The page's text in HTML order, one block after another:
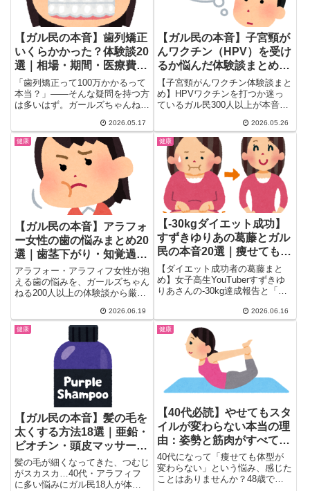
【ガル民の本音】歯列矯正
いくらかかった？体験談20
選｜相場・期間・医療費控
除のリアル
「歯列矯正って100万かかるって
本当？」——そんな疑問を持つ方
は多いはず。ガールズちゃんねる
2026.05.17
【ガル民の本音】子宮頸が
んワクチン（HPV）を受け
るか悩んだ体験談まとめ｜
副作用・費用・効果のリア
ル
【子宮頸がんワクチン体験談まと
め】HPVワクチンを打つか迷っ
ているガル民300人以上が本音で
9の相場）・男性接種の実態から
定期検診との組み合わせまで、検
索しても出てこないリアルな声を
厳選して紹介。
2026.05.26
健康
【ガル民の本音】アラフォ
ー女性の歯の悩みまとめ20
選｜歯茎下がり・知覚過
敏・根管治療のリアル
アラフォー・アラフィフ女性が抱
える歯の悩みを、ガールズちゃん
ねる200人以上の体験談から厳選
過敏・食いしばり・根管治療（保
険 vs 自費）・インプラントの費
用相場・大人の矯正リスクまで、
歯科衛生士の本音も交えてリアル
な情報をまとめました。
2026.06.19
健康
【-30kgダイエット成功】
すずきゆりあの葛藤とガル
民の本音20選｜痩せても自
信が持てない理由
【ダイエット成功者の葛藤まと
め】女子高生YouTuberすずきゆ
りあさんの-30kg達成報告と「痩
音にガル民が反応。ダイエット維
持の難しさや体型変化後の自己肯
定感まで、リアルな女性の声を
20選でまとめました。
2026.06.16
健康
【ガル民の本音】髪の毛を
太くする方法18選｜亜鉛・
ビオチン・頭皮マッサージ
で40代の細毛対策
髪の毛が細くなってきた、つむじ
がスカスカ…40代・アラフィフ
に多い悩みにガル民18人が体験
健康
【40代必読】やせてもスタ
イルが変わらない本当の理
由：姿勢と筋肉がすべてだ
った
40代になって「痩せても体型が
変わらない」という悩み、感じた
ことはありませんか？48歳で水